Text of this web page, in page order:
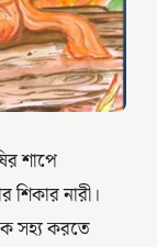
শাপে
শিকার নারী।
সহ্য করতে